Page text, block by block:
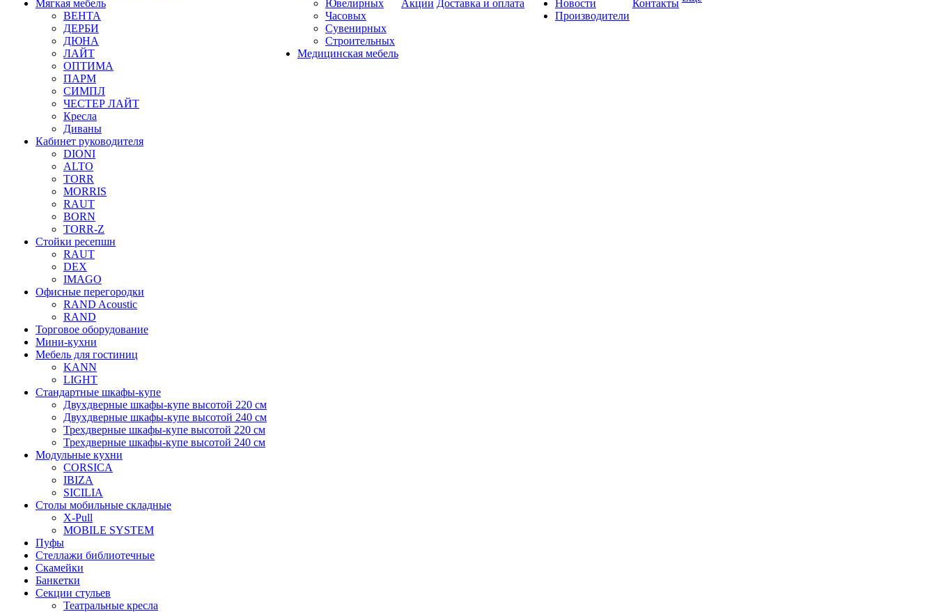
Мягкая мебель
ВЕНТА
ДЕРБИ
ДЮНА
ЛАЙТ
ОПТИМА
ПАРМ
СИМПЛ
ЧЕСТЕР ЛАЙТ
Кресла
Диваны
Кабинет руководителя
DIONI
ALTO
TORR
MORRIS
RAUT
BORN
TORR-Z
Стойки ресепшн
RAUT
DEX
IMAGO
Офисные перегородки
RAND Acoustic
RAND
Торговое оборудование
Мини-кухни
Мебель для гостиниц
KANN
LIGHT
Стандартные шкафы-купе
Двухдверные шкафы-купе высотой 220 см
Двухдверные шкафы-купе высотой 240 см
Трехдверные шкафы-купе высотой 220 см
Трехдверные шкафы-купе высотой 240 см
Модульные кухни
CORSICA
IBIZA
SICILIA
Столы мобильные складные
X-Pull
MOBILE SYSTEM
Пуфы
Стеллажи библиотечные
Скамейки
Банкетки
Секции стульев
Театральные кресла
Ювелирных
Часовых
Сувенирных
Строительных
Медицинская мебель
Акции Доставка и оплата
Новости
Производители
Контакты